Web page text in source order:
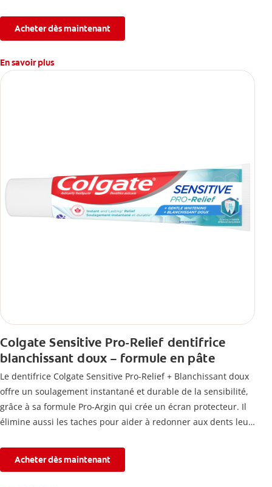
Acheter dès maintenant
En savoir plus
Colgate Sensitive Pro-Relief dentifrice
blanchissant doux – formule en pâte
Le dentifrice Colgate Sensitive Pro-Relief + Blanchissant doux
offre un soulagement instantané et durable de la sensibilité,
grâce à sa formule Pro-Argin qui crée un écran protecteur. Il
élimine aussi les taches pour aider à redonner aux dents leur
connaissez.
Acheter dès maintenant